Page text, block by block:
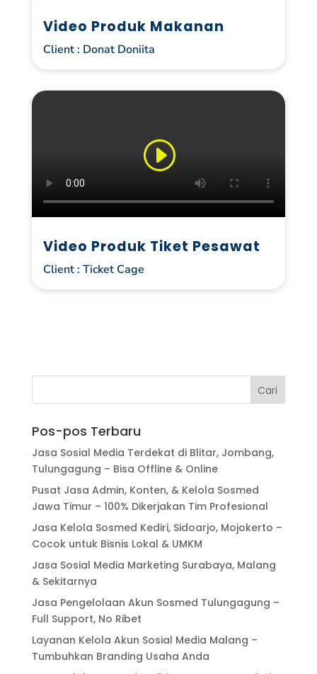
Video Produk Makanan
Client : Donat Doniita
Video Produk Tiket Pesawat
Client : Ticket Cage
Pos-pos Terbaru
Jasa Sosial Media Terdekat di Blitar, Jombang,
Tulungagung – Bisa Offline & Online
Pusat Jasa Admin, Konten, & Kelola Sosmed
Jawa Timur – 100% Dikerjakan Tim Profesional
Jasa Kelola Sosmed Kediri, Sidoarjo, Mojokerto –
Cocok untuk Bisnis Lokal & UMKM
Jasa Sosial Media Marketing Surabaya, Malang
& Sekitarnya
Jasa Pengelolaan Akun Sosmed Tulungagung –
Full Support, No Ribet
Layanan Kelola Akun Sosial Media Malang –
Tumbuhkan Branding Usaha Anda